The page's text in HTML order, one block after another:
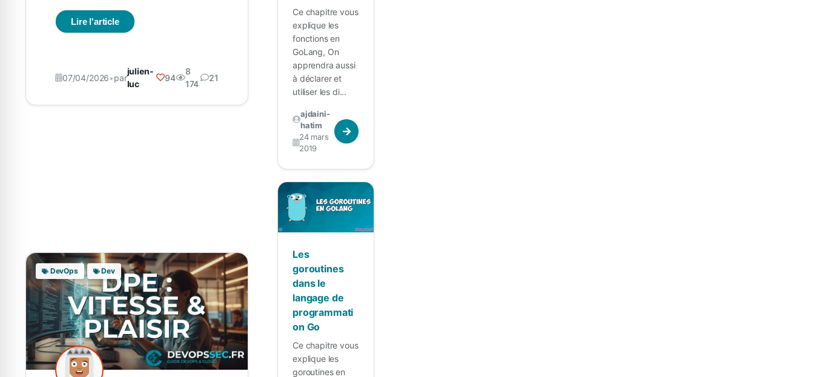
Lire l'article
07/04/2026•par
julien-
luc
94
8
174
21
DevOps Dev
Ce chapitre vous
explique les
fonctions en
GoLang, On
apprendra aussi
à déclarer et
utiliser les di...
ajdaini-
hatim
24 mars
2019
Les
goroutines
dans le
langage de
programmati
on Go
Ce chapitre vous
explique les
goroutines en